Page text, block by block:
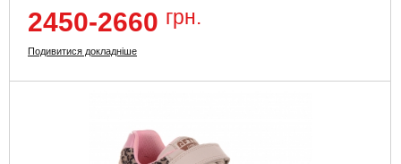
2450-2660 грн.
Подивитися докладніше